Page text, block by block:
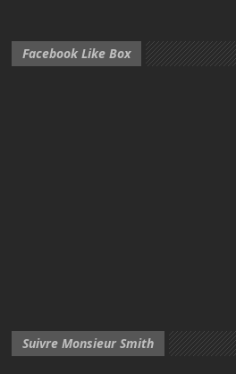
Facebook Like Box
Suivre Monsieur Smith